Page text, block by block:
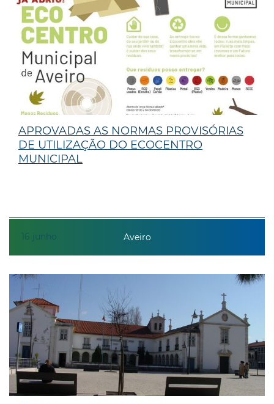
16 junho
APROVADAS AS NORMAS PROVISÓRIAS
DE UTILIZAÇÃO DO ECOCENTRO
MUNICIPAL
Aveiro